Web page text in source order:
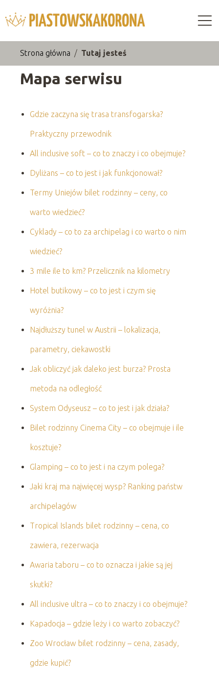
Strona główna / Tutaj jesteś
Mapa serwisu
Gdzie zaczyna się trasa transfogarska?
Praktyczny przewodnik
All inclusive soft – co to znaczy i co obejmuje?
Dyliżans – co to jest i jak funkcjonował?
Termy Uniejów bilet rodzinny – ceny, co
warto wiedzieć?
Cyklady – co to za archipelag i co warto o nim
wiedzieć?
3 mile ile to km? Przelicznik na kilometry
Hotel butikowy – co to jest i czym się
wyróżnia?
Najdłuższy tunel w Austrii – lokalizacja,
parametry, ciekawostki
Jak obliczyć jak daleko jest burza? Prosta
metoda na odległość
System Odyseusz – co to jest i jak działa?
Bilet rodzinny Cinema City – co obejmuje i ile
kosztuje?
Glamping – co to jest i na czym polega?
Jaki kraj ma najwięcej wysp? Ranking państw
archipelagów
Tropical Islands bilet rodzinny – cena, co
zawiera, rezerwacja
Awaria taboru – co to oznacza i jakie są jej
skutki?
All inclusive ultra – co to znaczy i co obejmuje?
Kapadocja – gdzie leży i co warto zobaczyć?
Zoo Wrocław bilet rodzinny – cena, zasady,
gdzie kupić?